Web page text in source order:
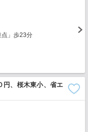
点」歩23分
円、桜木東小、省エ